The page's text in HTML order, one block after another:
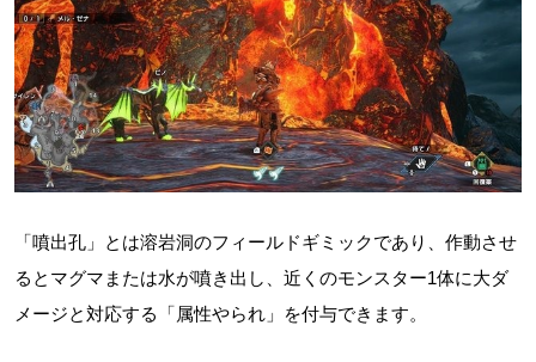
「噴出孔」とは溶岩洞のフィールドギミックであり、作動させ
るとマグマまたは水が噴き出し、近くのモンスター1体に大ダ
メージと対応する「属性やられ」を付与できます。